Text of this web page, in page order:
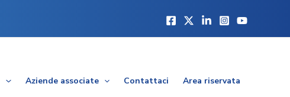
Aziende associate Contattaci Area riservata